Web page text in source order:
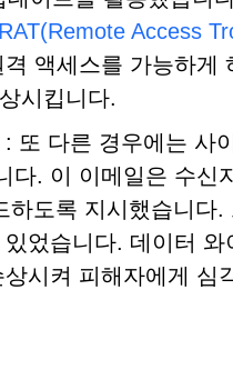
Access
액세스를 가능하게
시킵니다.
: 또 다른 경우에는 사
다. 이 이메일은 수신
도록 지시했습니다.
었습니다. 데이터 와
시켜 피해자에게 심